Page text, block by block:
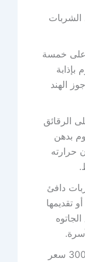
الشربات
على خمسة
الهند
الرقائق
بدهن
حرارته
دافئ
تقديمها
وينبغي أن تعرف أن البقلاوة مرتفعة السعرات الحرارية وتصل سعراتها إلى 300 سعر